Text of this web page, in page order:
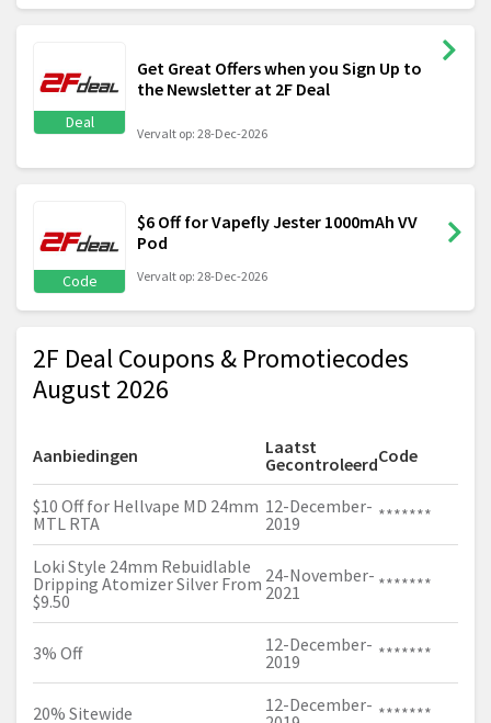
Deal
Get Great Offers when you Sign Up to
the Newsletter at 2F Deal
Vervalt op: 28-Dec-2026
Code
$6 Off for Vapefly Jester 1000mAh VV
Pod
Vervalt op: 28-Dec-2026
2F Deal Coupons & Promotiecodes
August 2026
Aanbiedingen
Laatst
GecontroleerdCode
$10 Off for Hellvape MD 24mm
MTL RTA
12-December-
2019
*******
Loki Style 24mm Rebuidlable
Dripping Atomizer Silver From
$9.50
24-November-
2021
*******
3% Off
12-December-
2019
*******
20% Sitewide
12-December- *******